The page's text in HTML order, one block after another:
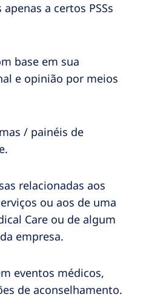
a certos PSSs
base em sua
e opinião por meios
/ painéis de
relacionadas aos
ou aos de uma
Care ou de algum
empresa.
eventos médicos,
de aconselhamento.